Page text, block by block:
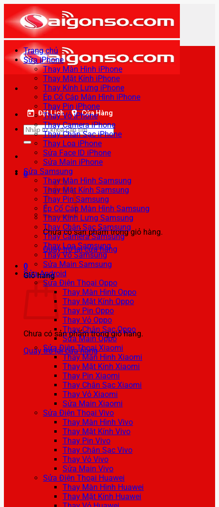
qua
nội
dung
Đặt Lịch Cửa Hàng
Tìm
kiếm:
0
Chưa có sản phẩm trong giỏ hàng.
Quay trở lại cửa hàng
0
Giỏ hàng
Chưa có sản phẩm trong giỏ hàng.
Quay trở lại cửa hàng
Trang chủ
Sửa iPhone
Thay Màn Hình iPhone
Thay Mặt Kính iPhone
Thay Kính Lưng iPhone
Ép Cổ Cáp Màn Hình iPhone
Thay Pin iPhone
Thay Vỏ iPhone
Thay Camera iPhone
Thay Chân Sạc iPhone
Thay Loa iPhone
Sửa Face ID iPhone
Sửa Main iPhone
Sửa Samsung
Thay Màn Hình Samsung
Thay Mặt Kính Samsung
Thay Pin Samsung
Ép Cổ Cáp Màn Hình Samsung
Thay Kính Lưng Samsung
Thay Chân Sạc Samsung
Thay Camera Samsung
Thay Loa Samsung
Thay Vỏ Samsung
Sửa Main Samsung
Sửa Android
Sửa Điện Thoại Oppo
Thay Màn Hình Oppo
Thay Mặt Kính Oppo
Thay Pin Oppo
Thay Vỏ Oppo
Thay Chân Sạc Oppo
Sửa Main Oppo
Sửa Điện Thoại Xiaomi
Thay Màn Hình Xiaomi
Thay Mặt Kính Xiaomi
Thay Pin Xiaomi
Thay Chân Sạc Xiaomi
Thay Vỏ Xiaomi
Sửa Main Xiaomi
Sửa Điện Thoại Vivo
Thay Màn Hình Vivo
Thay Mặt Kính Vivo
Thay Pin Vivo
Thay Chân Sạc Vivo
Thay Vỏ Vivo
Sửa Main Vivo
Sửa Điện Thoại Huawei
Thay Màn Hình Huawei
Thay Mặt Kính Huawei